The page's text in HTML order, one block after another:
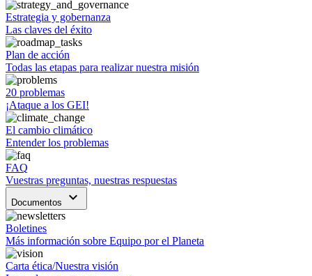
Estrategia y gobernanza
Las claves del éxito
Plan de acción
Todas las etapas para realizar nuestra misión
20 problemas
¡Ataque a los GEI!
El cambio climático
Entender los problemas
FAQ
Vuestras preguntas, nuestras respuestas
Documentos keyboard_arrow_down
Boletines
Más información sobre Equipo por el Planeta
Carta ética/Nuestra visión